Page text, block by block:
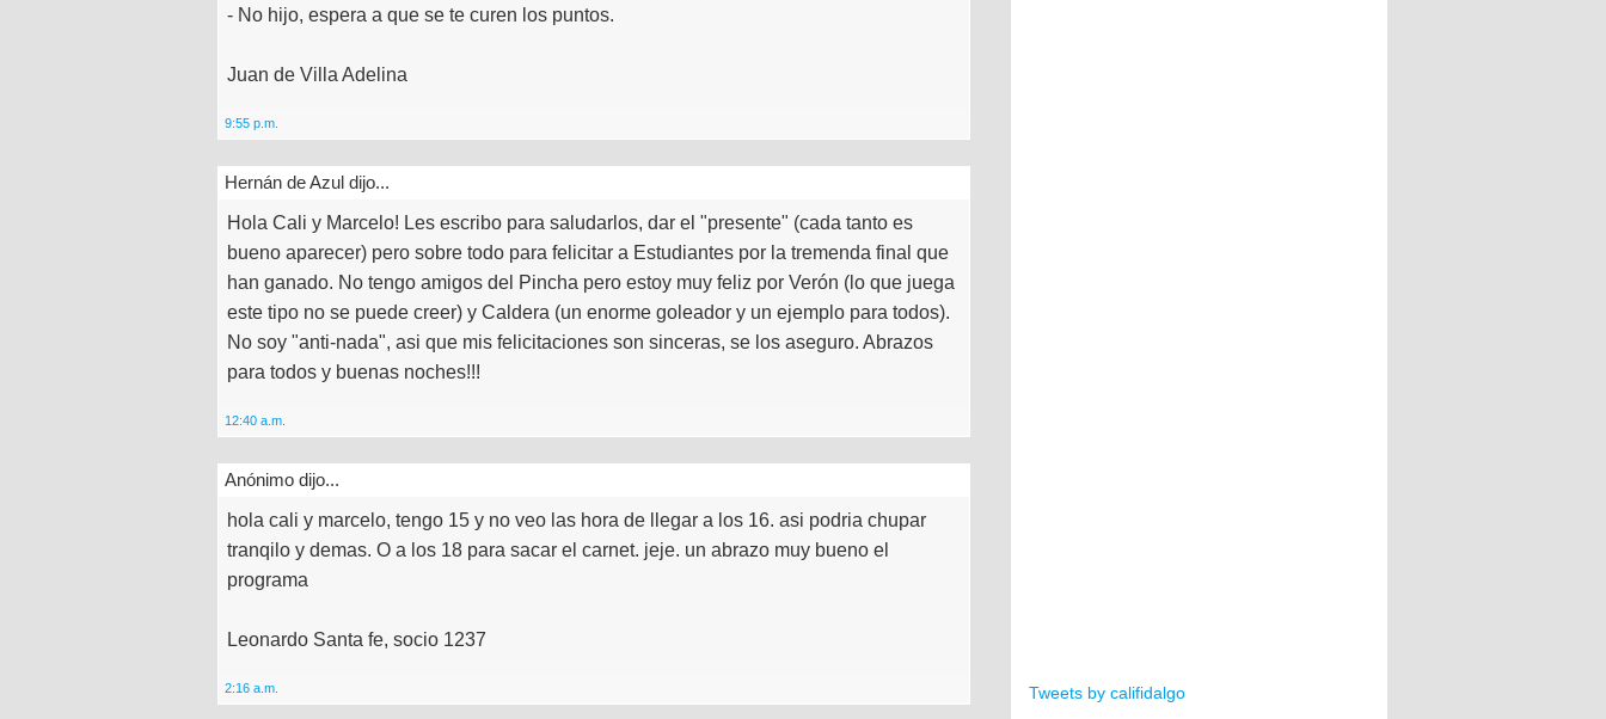
- No hijo, espera a que se te curen los puntos.
Juan de Villa Adelina
9:55 p.m.
Hernán de Azul dijo...
Hola Cali y Marcelo! Les escribo para saludarlos, dar el "presente" (cada tanto es
bueno aparecer) pero sobre todo para felicitar a Estudiantes por la tremenda final que
han ganado. No tengo amigos del Pincha pero estoy muy feliz por Verón (lo que juega
este tipo no se puede creer) y Caldera (un enorme goleador y un ejemplo para todos).
No soy "anti-nada", asi que mis felicitaciones son sinceras, se los aseguro. Abrazos
para todos y buenas noches!!!
12:40 a.m.
Anónimo dijo...
hola cali y marcelo, tengo 15 y no veo las hora de llegar a los 16. asi podria chupar
tranqilo y demas. O a los 18 para sacar el carnet. jeje. un abrazo muy bueno el
programa
Leonardo Santa fe, socio 1237
2:16 a.m. Tweets by califidalgo